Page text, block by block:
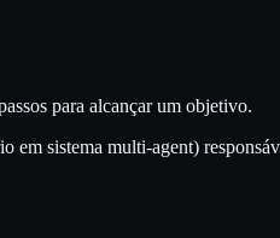
para alcançar um objetivo.
em sistema multi-agent)